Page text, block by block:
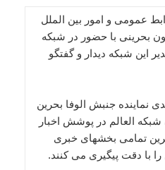
عمومی و امور بین الملل
بحرینی با حضور در شبکه
این شبکه دیدار و گفتگو
نماینده جنبش الوفا بحرین
العالم در پوشش اخبار
تمامی بخشهای خبری
را با دقت پیگیری می کنند.